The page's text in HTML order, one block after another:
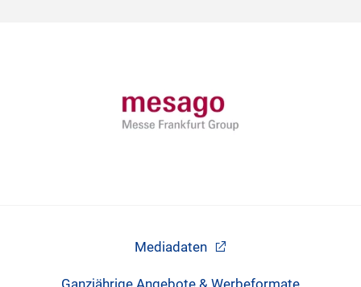
Mediadaten
Ganzjährige Angebote & Werbeformate